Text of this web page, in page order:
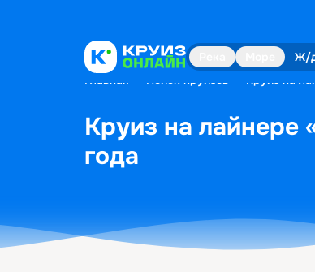
Ж/
Главная Поиск круизов Круиз на
Круиз на лайнере
года